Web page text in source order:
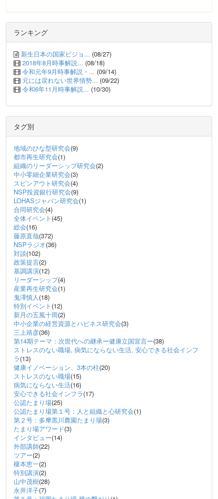
ランキング
新生日本の国家ビジョ... (08/27)
2018年8月時事解説... (08/18)
令和元年9月時事解説・... (09/14)
元には戻れない世界情勢... (09/22)
令和6年11月時事解説... (10/30)
タグ別
地域のひな型研究会(9)
都市再生研究会(1)
組織のリーダーシップ研究会(2)
中小零細企業研究会(3)
スピンアウト研究会(4)
NSP投資銀行研究会(9)
LOHASジャパン研究会(1)
合同研究会(4)
全体イベント (45)
総会(16)
藤原直哉(372)
NSPラジオ(36)
対談(102)
政策提言(2)
基調講演(12)
リーダーシップ(4)
産業再生研究会(1)
鬼澤慎人(18)
特別イベント (12)
新月の五風十雨(2)
中小企業の経営資源とハピネス研究会(3)
三上靖彦(36)
第14期テーマ：次世代への継承ー健康立国宣言ー(38)
ストレスのない職場, 病気にならない生活, 安心できる社会インフ
ラ(13)
健康イノベーション、3本の柱(20)
ストレスのない職場(15)
病気にならない生活(16)
安心できる社会インフラ(17)
公認たまり場(25)
公認たまり場第１号：人と組織と心研究会(1)
第２号：多摩黒川農園たまり場(3)
たまり場アワード(3)
インタビュー(14)
外部講師(22)
ツアー(2)
榎本恵一(2)
特別講演(2)
山中茂樹(28)
永井洋子(7)